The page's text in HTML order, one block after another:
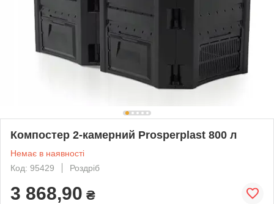
Компостер 2-камерний Prosperplast 800 л
Немає в наявності
Код: 95429
Роздріб
3 868,90 ₴